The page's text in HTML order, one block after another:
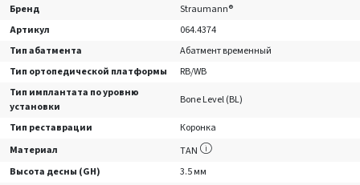
Бренд
Straumann®
Артикул
064.4374
Тип абатмента
Абатмент временный
Тип ортопедической платформы
RB/WB
Тип имплантата по уровню
установки
Bone Level (BL)
Тип реставрации
Коронка
Материал
TAN
Высота десны (GH)
3.5 мм